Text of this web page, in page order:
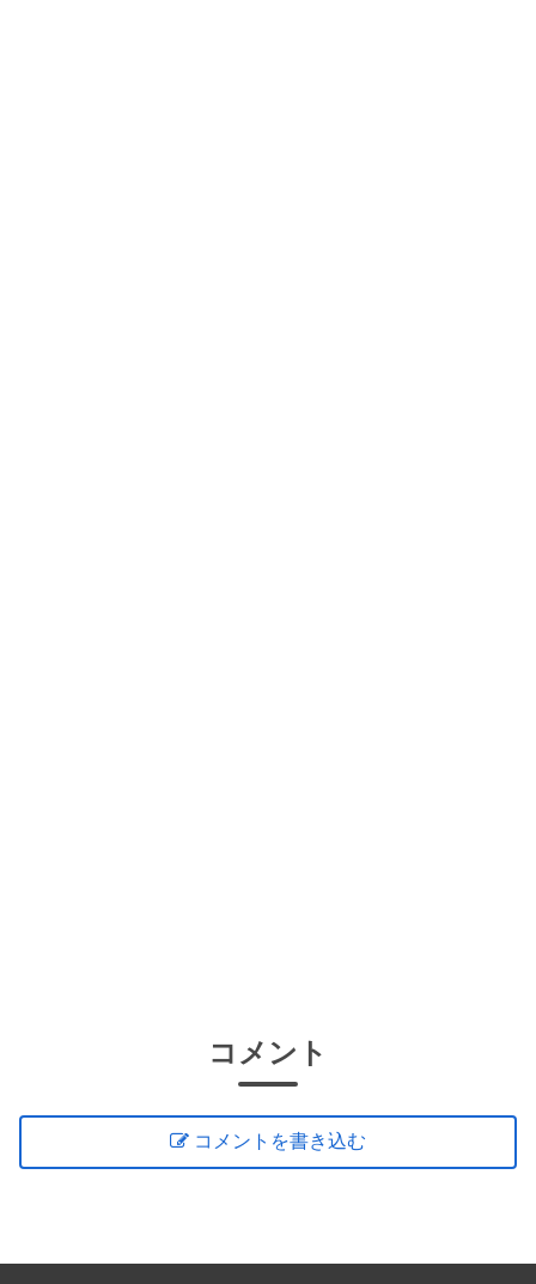
コメント
コメントを書き込む